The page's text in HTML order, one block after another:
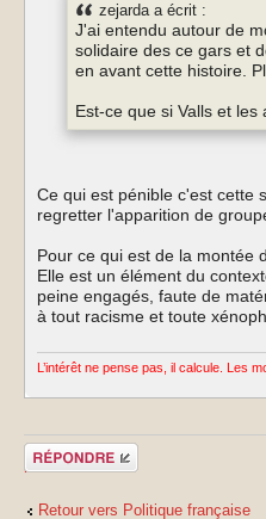
zejarda a écrit :
J'ai entendu autour de
solidaire des ce gars et
en avant cette histoire.
Est-ce que si Valls et
Ce qui est pénible c'est cette
regretter l'apparition de
Pour ce qui est de la montée
Elle est un élément du
peine engagés, faute de
à tout racisme et toute
L’intérêt ne pense pas, il calcule. Les
Publier une
réponse
Retour vers Politique française